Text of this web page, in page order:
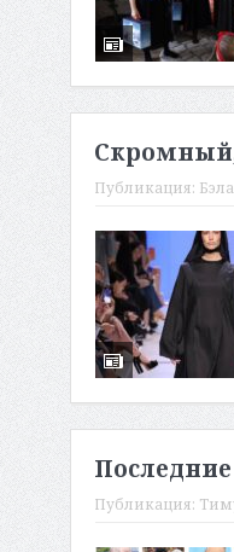
Скромный,
Публикация:
Публикация: